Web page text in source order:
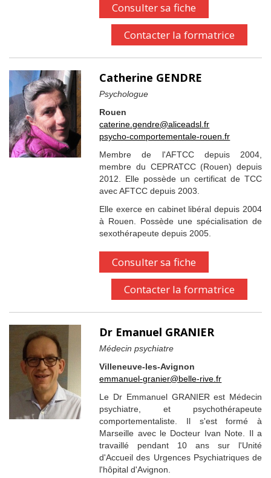
Consulter sa fiche
Contacter la formatrice
Catherine GENDRE
Psychologue
Rouen
caterine.gendre@aliceadsl.fr
psycho-comportementale-rouen.fr
Membre de l'AFTCC depuis 2004,
membre du CEPRATCC (Rouen) depuis
2012. Elle possède un certificat de TCC
avec AFTCC depuis 2003.
Elle exerce en cabinet libéral depuis 2004
à Rouen. Possède une spécialisation de
sexothérapeute depuis 2005.
Consulter sa fiche
Contacter la formatrice
Dr Emanuel GRANIER
Médecin psychiatre
Villeneuve-les-Avignon
emmanuel-granier@belle-rive.fr
Le Dr Emmanuel GRANIER est Médecin
psychiatre, et psychothérapeute
comportementaliste. Il s'est formé à
Marseille avec le Docteur Ivan Note. Il a
travaillé pendant 10 ans sur l'Unité
d'Accueil des Urgences Psychiatriques de
l'hôpital d'Avignon.